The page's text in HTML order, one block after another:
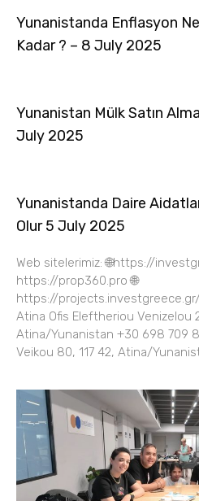
Yunanistanda Enflasyon
Kadar ? – 8 July 2025
Yunanistan Mülk Satın
July 2025
Yunanistanda Daire
Olur 5 July 2025
Web sitelerimiz: 🌐https://
https://prop360.pro 🌐
https://
Atina Ofis Eleftheriou Venizelou
Atina/Yunanistan +30 698 709
Veikou 80, 117 42, Atina/